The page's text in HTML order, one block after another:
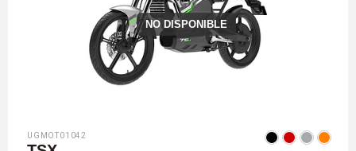
NO DISPONIBLE
UGMOT01042